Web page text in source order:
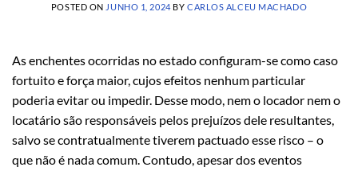
POSTED ON JUNHO 1, 2024 BY CARLOS ALCEU MACHADO
As enchentes ocorridas no estado configuram-se como caso
fortuito e força maior, cujos efeitos nenhum particular
poderia evitar ou impedir. Desse modo, nem o locador nem o
locatário são responsáveis pelos prejuízos dele resultantes,
salvo se contratualmente tiverem pactuado esse risco – o
que não é nada comum. Contudo, apesar dos eventos